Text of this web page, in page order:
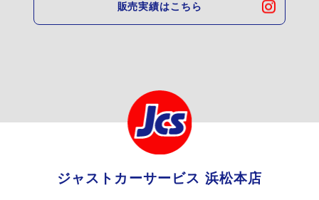
販売実績はこちら
ジャストカーサービス 浜松本店